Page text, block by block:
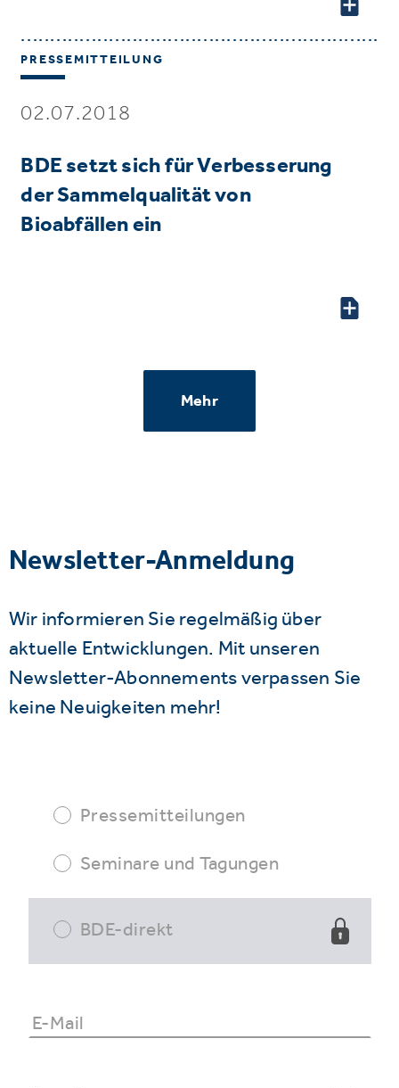
PRESSEMITTEILUNG
02.07.2018
BDE setzt sich für Verbesserung
der Sammelqualität von
Bioabfällen ein
Mehr
Newsletter-Anmeldung
Wir informieren Sie regelmäßig über
aktuelle Entwicklungen. Mit unseren
Newsletter-Abonnements verpassen Sie
keine Neuigkeiten mehr!
Pressemitteilungen
Seminare und Tagungen
BDE-direkt